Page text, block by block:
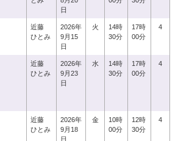
日
近藤
ひとみ
2026年
9月15
日
火
14時
30分
17時
00分
4
近藤
ひとみ
2026年
9月23
日
水
14時
30分
17時
00分
4
近藤
ひとみ
2026年
9月18
日
金
10時
00分
12時
30分
4